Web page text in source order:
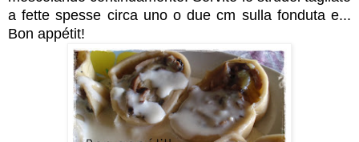
a fette spesse circa uno o due cm sulla fonduta e...
Bon appétit!